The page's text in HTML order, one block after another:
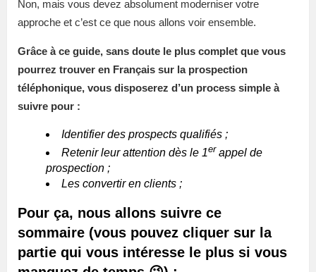
Non, mais vous devez absolument moderniser votre
approche et c’est ce que nous allons voir ensemble.
Grâce à ce guide, sans doute le plus complet que vous
pourrez trouver en Français sur la prospection
téléphonique, vous disposerez d’un process simple à
suivre pour :
Identifier des prospects qualifiés ;
Retenir leur attention dès le 1er appel de
prospection ;
Les convertir en clients ;
Pour ça, nous allons suivre ce
sommaire (vous pouvez cliquer sur la
partie qui vous intéresse le plus si vous